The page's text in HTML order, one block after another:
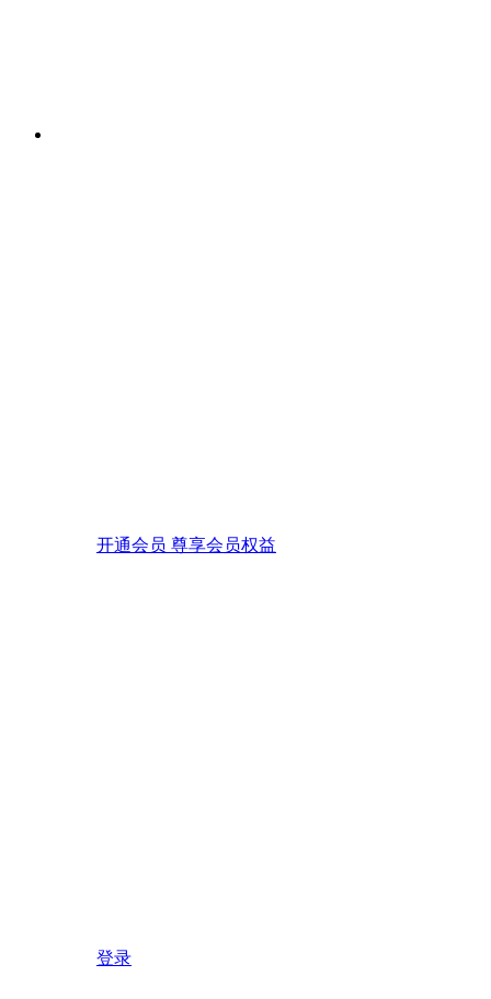
开通会员 尊享会员权益
登录